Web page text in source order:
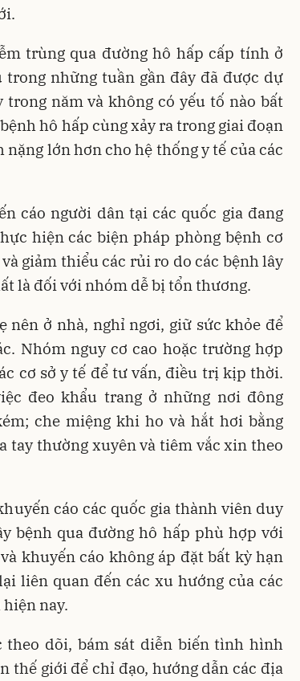
trùng qua đường hô hấp cấp tính ở
trong những tuần gần đây đã được dự
năm và không có yếu tố nào bất
hô hấp cùng xảy ra trong giai đoạn
nặng lớn hơn cho hệ thống y tế của các
cáo người dân tại các quốc gia đang
hiện các biện pháp phòng bệnh cơ
giảm thiểu các rủi ro do các bệnh lây
là đối với nhóm dễ bị tổn thương.
nên ở nhà, nghỉ ngơi, giữ sức khỏe để
Nhóm nguy cơ cao hoặc trường hợp
cơ sở y tế để tư vấn, điều trị kịp thời.
đeo khẩu trang ở những nơi đông
che miệng khi ho và hắt hơi bằng
tay thường xuyên và tiêm vắc xin theo
cáo các quốc gia thành viên duy
bệnh qua đường hô hấp phù hợp với
khuyến cáo không áp đặt bất kỳ hạn
liên quan đến các xu hướng của các
nay.
theo dõi, bám sát diễn biến tình hình
thế giới để chỉ đạo, hướng dẫn các địa